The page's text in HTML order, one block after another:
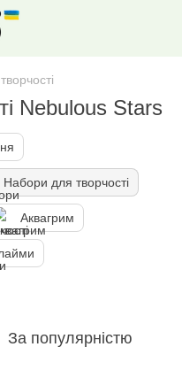
Nebulous Stars
Набори для творчості
Аквагрим
За популярністю